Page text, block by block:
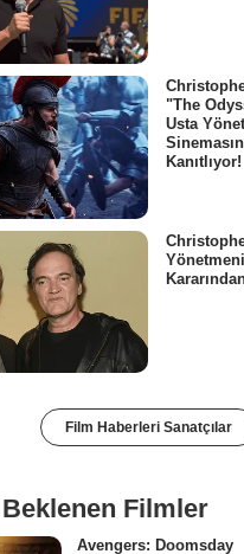
"The
Usta
Kanıtlıyor!
Film Haberleri Sanatçılar
Filmler
Avengers: Doomsday